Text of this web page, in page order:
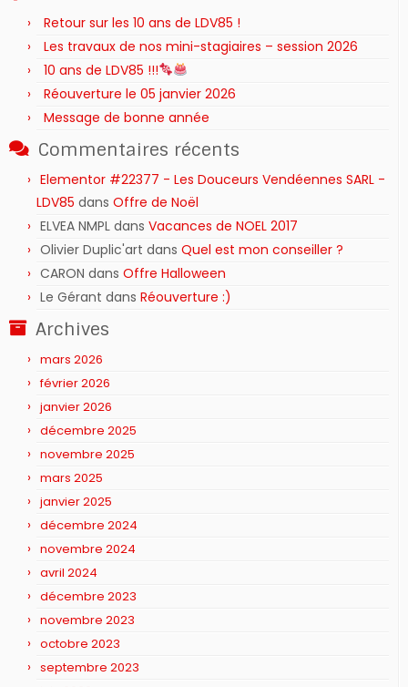
Retour sur les 10 ans de LDV85 !
Les travaux de nos mini-stagiaires – session 2026 ‍‍‍‍‍
10 ans de LDV85 !!!
Réouverture le 05 janvier 2026
Message de bonne année
Commentaires récents
Elementor #22377 - Les Douceurs Vendéennes SARL -
LDV85 dans Offre de Noël
ELVEA NMPL dans Vacances de NOEL 2017
Olivier Duplic'art dans Quel est mon conseiller ?
CARON dans Offre Halloween
Le Gérant dans Réouverture :)
Archives
mars 2026
février 2026
janvier 2026
décembre 2025
novembre 2025
mars 2025
janvier 2025
décembre 2024
novembre 2024
avril 2024
décembre 2023
novembre 2023
octobre 2023
septembre 2023